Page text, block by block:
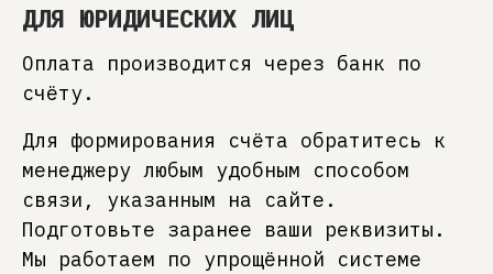
ДЛЯ ЮРИДИЧЕСКИХ ЛИЦ
Оплата производится через банк по
счёту.
Для формирования счёта обратитесь к
менеджеру любым удобным способом
связи, указанным на сайте.
Подготовьте заранее ваши реквизиты.
Мы работаем по упрощённой системе